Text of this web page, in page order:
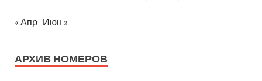
« Апр Июн »
АРХИВ НОМЕРОВ